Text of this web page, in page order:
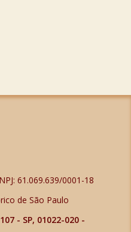
61.069.639/0001-18
de São Paulo
- SP, 01022-020 -